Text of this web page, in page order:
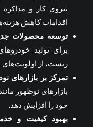
نیروی کار و مذاکره
اقدامات کاهش
توسعه محصولات
برای تولید
زیست، از
تمرکز بر بازارهای
بازارهای نوظهور
خود را افزایش دهد.
بهبود کیفیت و